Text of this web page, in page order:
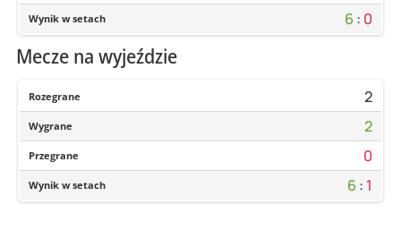
Wynik w setach 6: 0
Mecze na wyjeździe
Rozegrane 2
Wygrane 2
Przegrane 0
Wynik w setach 6: 1